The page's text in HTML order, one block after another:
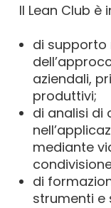
Il Lean Club
di supporto
aziendali,
produttivi;
di analisi di
mediante
di
strumenti e